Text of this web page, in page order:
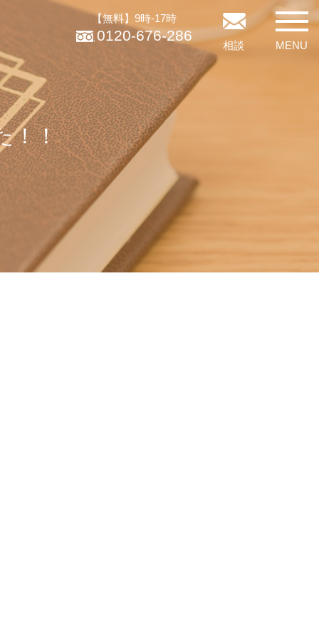
【無料】9時-17時
0120-676-286
相談 MENU
！！